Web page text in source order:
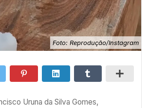
Foto: Reprodução/Instagram
Uruna da Silva Gomes,